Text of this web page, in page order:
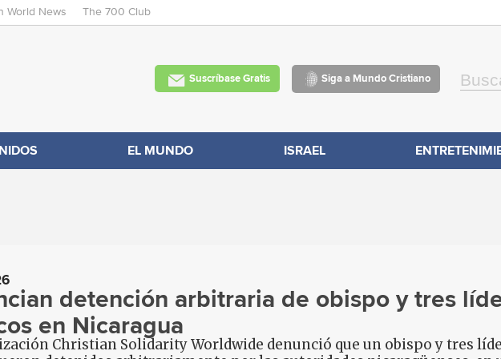
Skip
World News The 700 Club
Suscríbase Gratis Siga a Mundo Cristiano
EL MUNDO ISRAEL
detención arbitraria de obispo y tres
en Nicaragua
Christian Solidarity Worldwide denunció que un obispo y tres